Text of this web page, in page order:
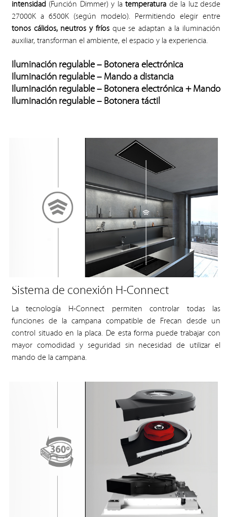
intensidad(Función Dimmer) y latemperatura de la luz desde
27000K a 6500K (según modelo). Permitiendo elegir entre
tonos cálidos, neutros y fríosque se adaptan a la iluminación
auxiliar, transforman el ambiente, el espacio y la experiencia.
Iluminación regulable – Botonera electrónica
Iluminación regulable – Mando a distancia
Iluminación regulable – Botonera electrónica + Mando
Iluminación regulable – Botonera táctil
Sistema de conexión H-Connect
La tecnología H-Connect permiten controlar todas las
funciones de la campana compatible de Frecan desde un
control situado en la placa. De esta forma puede trabajar con
mayor comodidad y seguridad sin necesidad de utilizar el
mando de la campana.